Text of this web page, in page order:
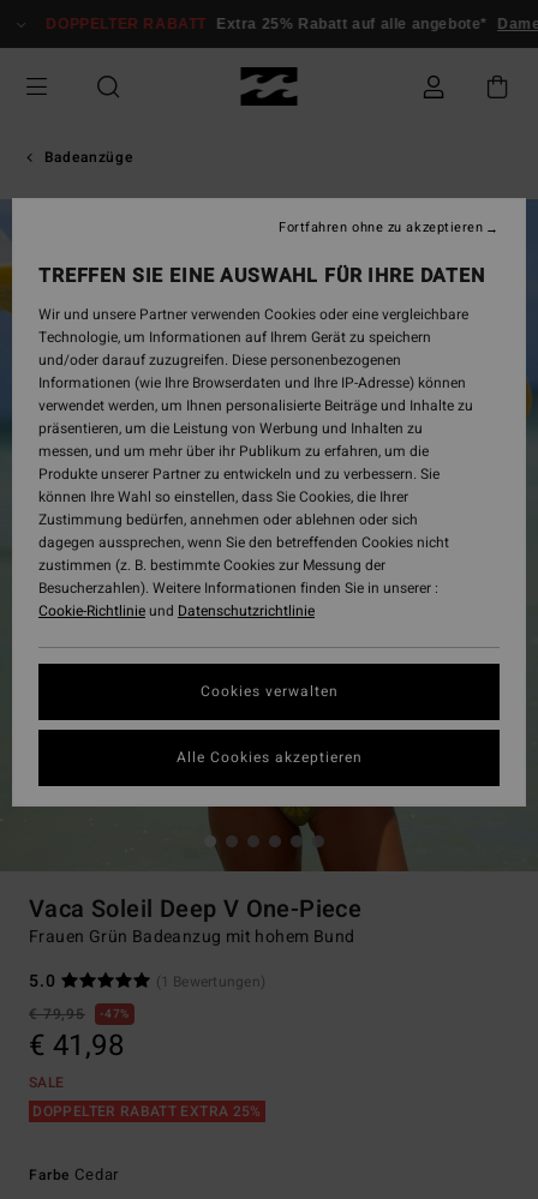
zur
springen
DOPPELTER RABATT Extra 25% Rabatt auf alle angebote* Damen
Badeanzüge
Vaca Soleil Deep V One-Piece
Frauen Grün Badeanzug mit hohem Bund
5.0
(1 Bewertungen)
€ 79,95
47%
€ 41,98
SALE
DOPPELTER RABATT EXTRA 25%
Farbe Cedar
TREFFEN SIE EINE AUSWAHL FÜR IHRE DATEN
Wir und unsere Partner verwenden Cookies oder eine vergleichbare
Technologie, um Informationen auf Ihrem Gerät zu speichern
und/oder darauf zuzugreifen. Diese personenbezogenen
Informationen (wie Ihre Browserdaten und Ihre IP-Adresse) können
verwendet werden, um Ihnen personalisierte Beiträge und Inhalte zu
präsentieren, um die Leistung von Werbung und Inhalten zu
messen, und um mehr über ihr Publikum zu erfahren, um die
Produkte unserer Partner zu entwickeln und zu verbessern. Sie
können Ihre Wahl so einstellen, dass Sie Cookies, die Ihrer
Zustimmung bedürfen, annehmen oder ablehnen oder sich
dagegen aussprechen, wenn Sie den betreffenden Cookies nicht
zustimmen (z. B. bestimmte Cookies zur Messung der
Besucherzahlen). Weitere Informationen finden Sie in unserer :
Cookie-Richtlinieund Datenschutzrichtlinie
Cookies verwalten
Fortfahren ohne zu akzeptieren
Alle Cookies akzeptieren